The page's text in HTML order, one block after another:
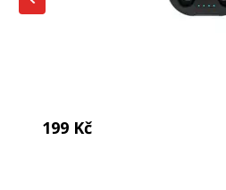
199 Kč